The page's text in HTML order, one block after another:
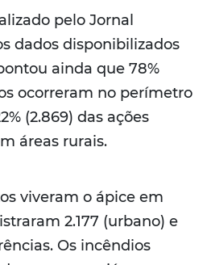
pelo Jornal
dados disponibilizados
ainda que 78%
ocorreram no perímetro
(2.869) das ações
áreas rurais.
viveram o ápice em
2.177 (urbano) e
Os incêndios